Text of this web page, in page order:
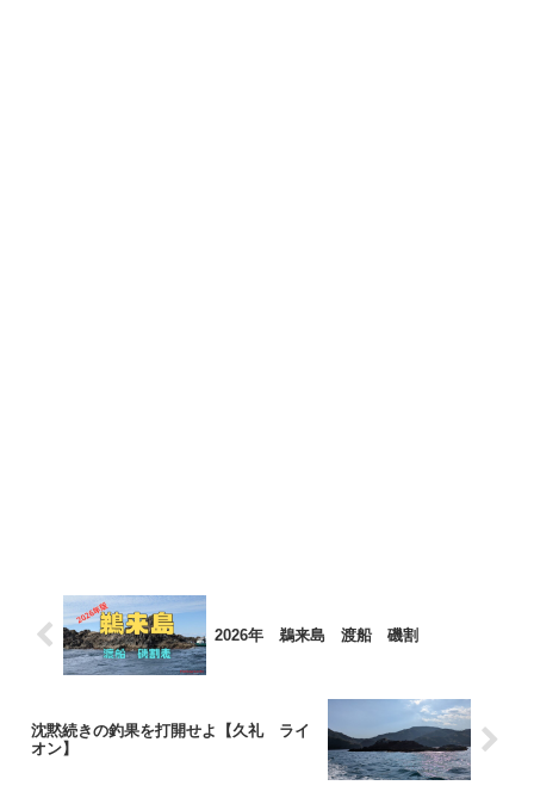
2026年 鵜来島 渡船 磯割
沈黙続きの釣果を打開せよ【久礼 ライ
オン】